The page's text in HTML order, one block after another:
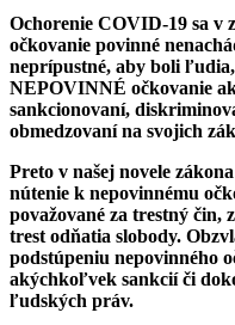
Ochorenie COVID-19 sa v
očkovanie povinné
neprípustné, aby boli
NEPOVINNÉ očkovanie
sankcionovaní,
obmedzovaní na svojich
Preto v našej novele
nútenie k nepovinnému
považované za trestný
trest odňatia slobody.
podstúpeniu nepovinného
akýchkoľvek sankcií či
ľudských práv.